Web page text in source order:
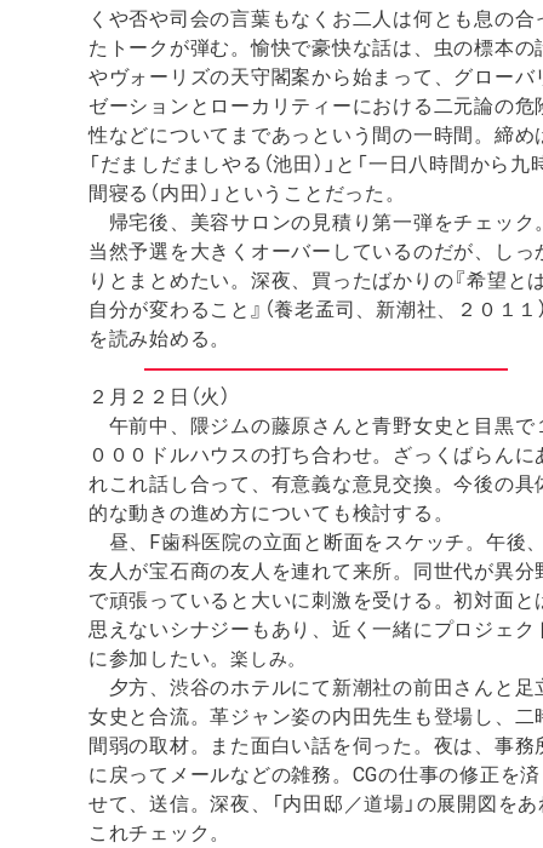
くや否や司会の言葉もなくお二人は何とも息の合
たトークが弾む。愉快で豪快な話は、虫の標本の
やヴォーリズの天守閣案から始まって、グローバ
ゼーションとローカリティーにおける二元論の危
性などについてまであっという間の一時間。締め
「だましだましやる（池田）」と「一日八時間から九
間寝る（内田）」ということだった。
帰宅後、美容サロンの見積り第一弾をチェック
当然予選を大きくオーバーしているのだが、しっ
りとまとめたい。深夜、買ったばかりの『希望と
自分が変わること』（養老孟司、新潮社、２０１１
を読み始める。
２月２２日（火）
午前中、隈ジムの藤原さんと青野女史と目黒で
０００ドルハウスの打ち合わせ。ざっくばらんに
れこれ話し合って、有意義な意見交換。今後の具
的な動きの進め方についても検討する。
昼、F歯科医院の立面と断面をスケッチ。午後
友人が宝石商の友人を連れて来所。同世代が異分
で頑張っていると大いに刺激を受ける。初対面と
思えないシナジーもあり、近く一緒にプロジェク
に参加したい。楽しみ。
夕方、渋谷のホテルにて新潮社の前田さんと足
女史と合流。革ジャン姿の内田先生も登場し、二
間弱の取材。また面白い話を伺った。夜は、事務
に戻ってメールなどの雑務。CGの仕事の修正を
せて、送信。深夜、「内田邸／道場」の展開図を
これチェック。